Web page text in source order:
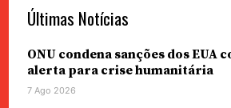
Últimas Notícias
ONU condena sanções dos EUA
alerta para crise humanitária
7 Ago 2026